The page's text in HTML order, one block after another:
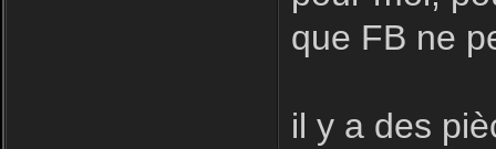
que FB ne
il y a des